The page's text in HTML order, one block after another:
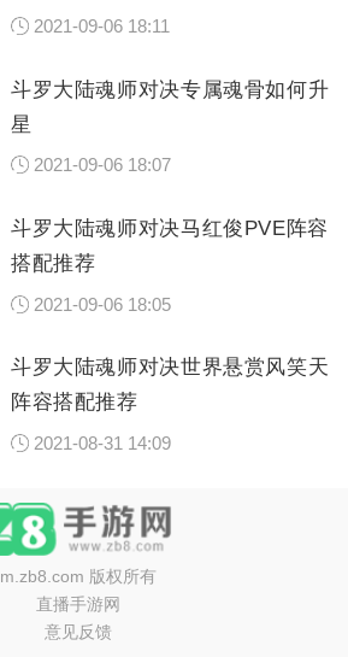
2021-09-06 18:11
斗罗大陆魂师对决专属魂骨如何升
星
2021-09-06 18:07
斗罗大陆魂师对决马红俊PVE阵容
搭配推荐
2021-09-06 18:05
斗罗大陆魂师对决世界悬赏风笑天
阵容搭配推荐
2021-08-31 14:09
m.zb8.com 版权所有
直播手游网
意见反馈